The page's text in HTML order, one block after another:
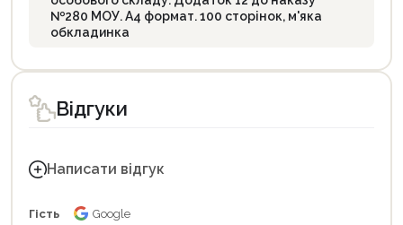
№280 МОУ. А4 формат. 100 сторінок, м'яка
обкладинка
Відгуки
Написати відгук
Гість Google